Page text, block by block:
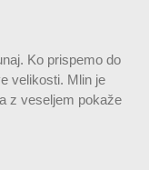
Ko prispemo do
velikosti. Mlin je
z veseljem pokaže